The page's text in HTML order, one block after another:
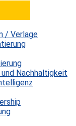
/ Verlage
Nachhaltigkeit
Jahren
In vielen
zwingt